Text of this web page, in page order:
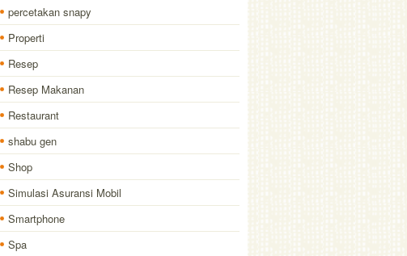
percetakan snapy
Properti
Resep
Resep Makanan
Restaurant
shabu gen
Shop
Simulasi Asuransi Mobil
Smartphone
Spa